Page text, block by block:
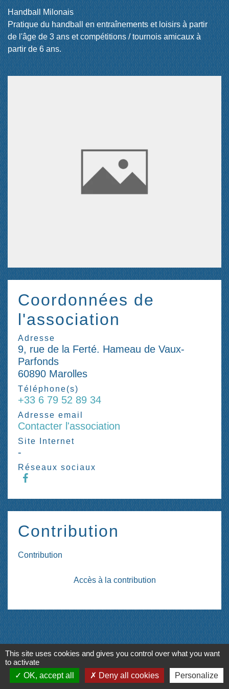
Handball Milonais
Pratique du handball en entraînements et loisirs à partir
de l'âge de 3 ans et compétitions / tournois amicaux à
partir de 6 ans.
Coordonnées de
l'association
Adresse
9, rue de la Ferté. Hameau de Vaux-
Parfonds
60890 Marolles
Téléphone(s)
+33 6 79 52 89 34
Adresse email
Contacter l'association
Site Internet
-
Réseaux sociaux
Contribution
Contribution
Accès à la contribution
Contacts
Commune de La Ferté-Milon
This site uses cookies and gives you control over what you want
to activate
OK, accept all
Deny all cookies Personalize